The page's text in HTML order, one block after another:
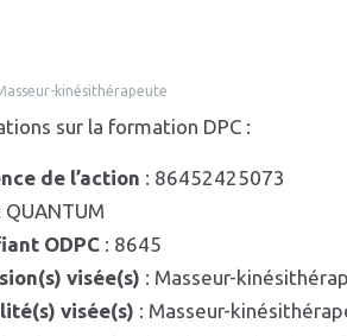
kinésithérapeute
sur la formation DPC :
de l’action : 86452425073
QUANTUM
ODPC : 8645
visée(s) : Masseur-
visée(s) : Masseur-